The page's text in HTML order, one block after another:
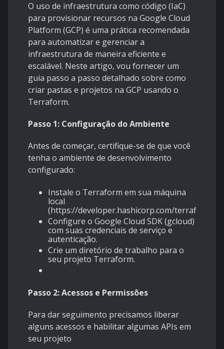
O uso de infraestrutura como código (IaC)
para provisionar recursos na Google Cloud
Platform (GCP) é uma prática recomendada
para automatizar e gerenciar a
infraestrutura de maneira eficiente e
escalável. Neste artigo, vou fornecer um
guia passo a passo detalhado sobre como
criar pastas e projetos na GCP usando o
Terraform.
Passo 1: Configuração do Ambiente
Antes de começar, certifique-se de que você
tenha o ambiente de desenvolvimento
configurado:
Instale o Terraform em sua máquina
local
(https://developer.hashicorp.com/terraform/
Configure o Google Cloud SDK (gcloud)
com suas credenciais de serviço e
autenticação.
Crie um diretório de trabalho para o
seu projeto Terraform.
Passo 2: Acessos e Permissões
Para dar seguimento precisamos liberar
alguns acessos e habilitar algumas APIs em
seu projeto